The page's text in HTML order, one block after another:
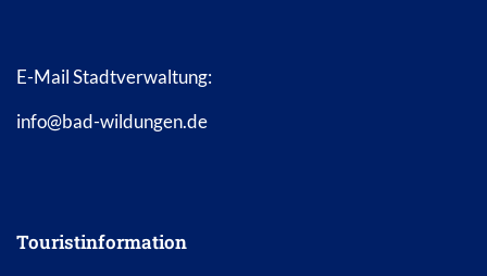
E-Mail Stadtverwaltung:
info@bad-wildungen.de
Touristinformation